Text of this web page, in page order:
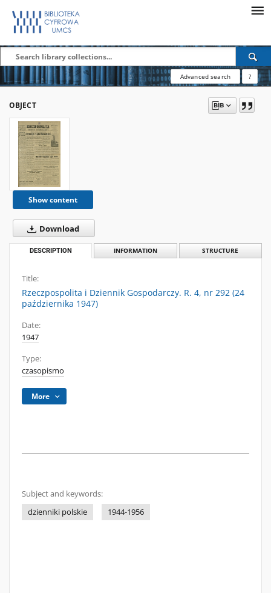
Advanced search ?
OBJECT
Show content
Download
DESCRIPTION INFORMATION STRUCTURE
Title:
Rzeczpospolita i Dziennik Gospodarczy. R. 4, nr 292 (24
października 1947)
Date:
1947
Type:
czasopismo
More
Subject and keywords:
dzienniki polskie
1944-1956